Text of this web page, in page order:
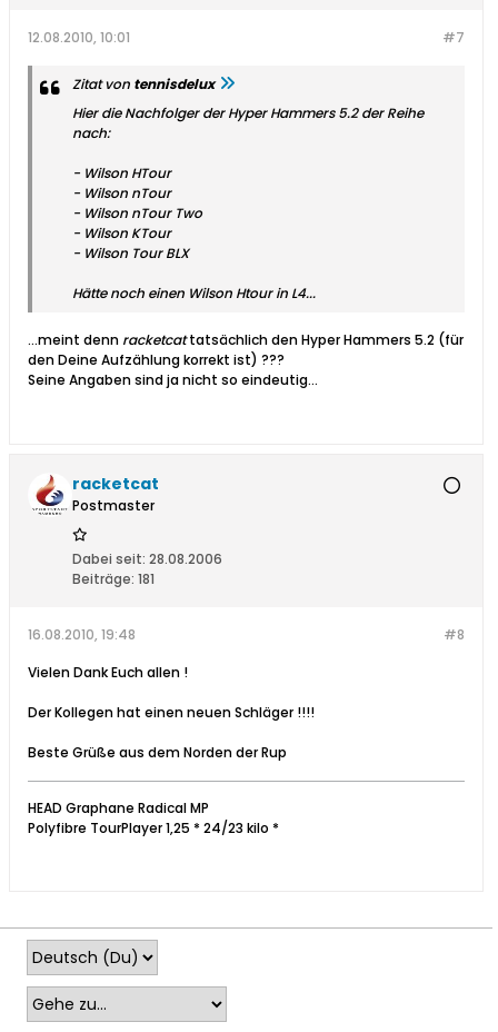
#7
12.08.2010, 10:01
Zitat von tennisdelux
Hier die Nachfolger der Hyper Hammers 5.2 der Reihe
nach:
- Wilson HTour
- Wilson nTour
- Wilson nTour Two
- Wilson KTour
- Wilson Tour BLX
Hätte noch einen Wilson Htour in L4...
...meint denn racketcattatsächlich den Hyper Hammers 5.2 (für
den Deine Aufzählung korrekt ist) ???
Seine Angaben sind ja nicht so eindeutig...
racketcat
Postmaster
Dabei seit: 28.08.2006
Beiträge: 181
#8
16.08.2010, 19:48
Vielen Dank Euch allen !
Der Kollegen hat einen neuen Schläger !!!!
Beste Grüße aus dem Norden der Rup
HEAD Graphane Radical MP
Polyfibre TourPlayer 1,25 * 24/23 kilo *